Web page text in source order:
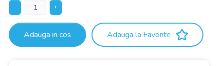
− +
Adauga in cos Adauga la Favorite